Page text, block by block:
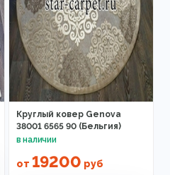
Круглый ковер Genova
38001 6565 90 (Бельгия)
от 19200 руб